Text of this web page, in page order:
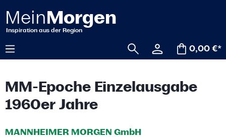
springen
0,00 €*
MM-Epoche Einzelausgabe
1960er Jahre
MANNHEIMER MORGEN GmbH